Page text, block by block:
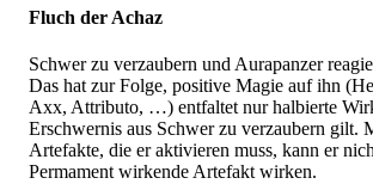
Fluch der Achaz
Schwer zu verzaubern und Aurapanzer
Das hat zur Folge, positive Magie auf ihn
Axx, Attributo, …) entfaltet nur halbierte
Erschwernis aus Schwer zu verzaubern gilt.
Artefakte, die er aktivieren muss, kann er
Permament wirkende Artefakt wirken.